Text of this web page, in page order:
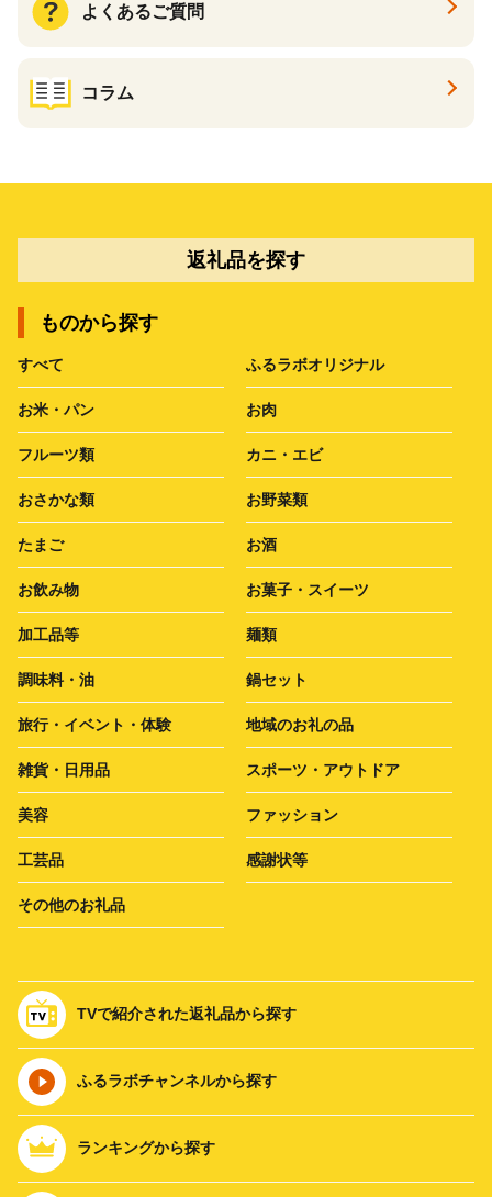
よくあるご質問
コラム
返礼品を探す
ものから探す
すべて ふるラボオリジナル
お米・パン お肉
フルーツ類 カニ・エビ
おさかな類 お野菜類
たまご お酒
お飲み物 お菓子・スイーツ
加工品等 麺類
調味料・油 鍋セット
旅行・イベント・体験 地域のお礼の品
雑貨・日用品 スポーツ・アウトドア
美容 ファッション
工芸品 感謝状等
その他のお礼品
TVで紹介された返礼品から探す
ふるラボチャンネルから探す
ランキングから探す